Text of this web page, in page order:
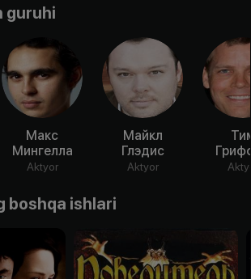
guruhi
Макс
Мингелла
Aktyor
Майкл
Глэдис
Aktyor
boshqa ishlari